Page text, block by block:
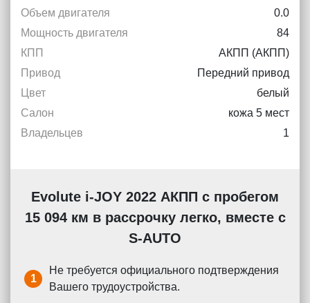
Объем двигателя
0.0
Мощность двигателя
84
КПП
АКПП (АКПП)
Привод
Передний привод
Цвет
белый
Салон
кожа 5 мест
Владельцев
1
Evolute i-JOY 2022 АКПП с пробегом
15 094 км в рассрочку легко, вместе с
S-AUTO
1
Не требуется официального подтверждения
Вашего трудоустройства.